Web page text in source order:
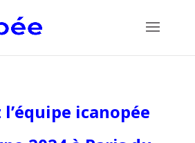
icanopée